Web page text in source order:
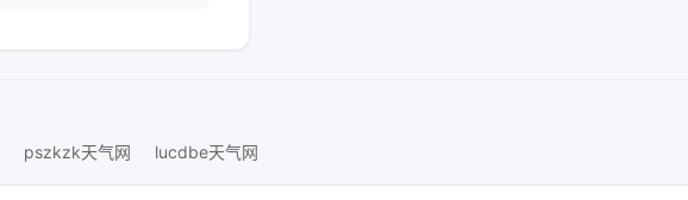
pszkzk天气网 lucdbe天气网